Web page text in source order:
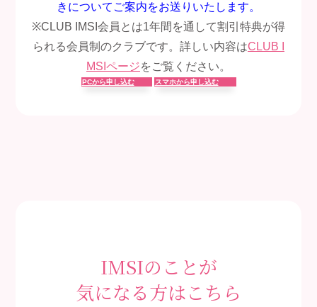
きについてご案内をお送りいたします。
※CLUB IMSI会員とは1年間を通して割引特典が得
られる会員制のクラブです。詳しい内容はCLUB I
MSIページをご覧ください。
PCから申し込む スマホから申し込む
IMSIのことが
気になる方はこちら